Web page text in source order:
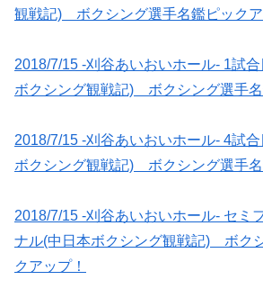
観戦記) ボクシング選手名鑑ピックア
2018/7/15 -刈谷あいおいホール- 1試
ボクシング観戦記) ボクシング選手名
2018/7/15 -刈谷あいおいホール- 4試
ボクシング観戦記) ボクシング選手名
2018/7/15 -刈谷あいおいホール- セミ
ナル(中日本ボクシング観戦記) ボク
クアップ！